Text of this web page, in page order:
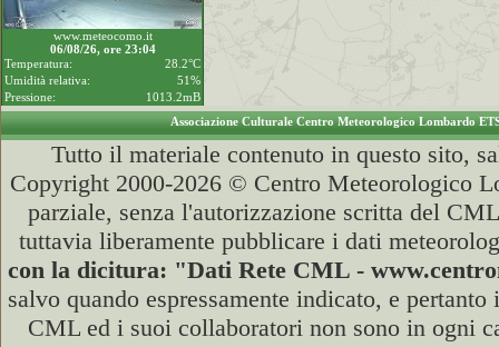
www.meteocomo.it
06/08/26, ore 23:04
Temperatura:
28.2°C
Umidità relativa:
51%
Pressione:
1013.2mB
Associazione Culturale Centro Meteorologico Lombardo
Tutto il materiale contenuto in questo sito,
Copyright 2000-2026 © Centro Meteorologico
parziale, senza l'autorizzazione scritta del
tuttavia liberamente pubblicare i dati
con la dicitura: "Dati Rete CML -
salvo quando espressamente indicato, e
CML ed i suoi collaboratori non sono in ogni